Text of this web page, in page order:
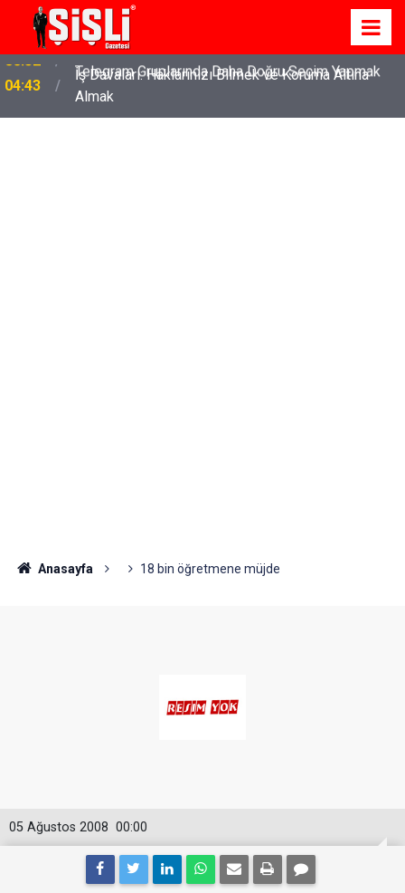
04:43
İş Davaları: Haklarınızı Bilmek ve Koruma Altına
Almak
Anasayfa 18 bin öğretmene müjde
00:00
05 Ağustos 2008